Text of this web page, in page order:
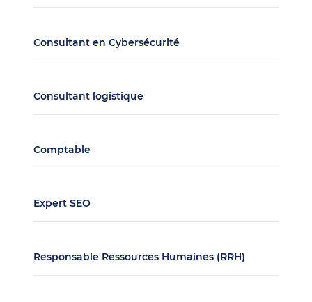
Consultant en Cybersécurité
Consultant logistique
Comptable
Expert SEO
Responsable Ressources Humaines (RRH)